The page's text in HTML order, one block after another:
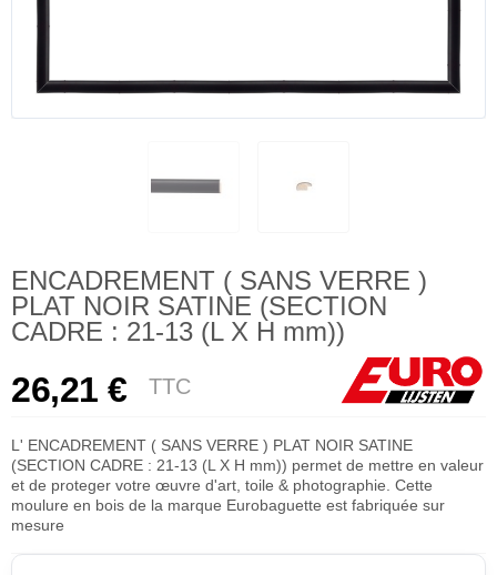
ENCADREMENT ( SANS VERRE )
PLAT NOIR SATINE (SECTION
CADRE : 21-13 (L X H mm))
26,21 € TTC
L' ENCADREMENT ( SANS VERRE ) PLAT NOIR SATINE
(SECTION CADRE : 21-13 (L X H mm)) permet de mettre en valeur
et de proteger votre œuvre d'art, toile & photographie. Cette
moulure en bois de la marque Eurobaguette est fabriquée sur
mesure